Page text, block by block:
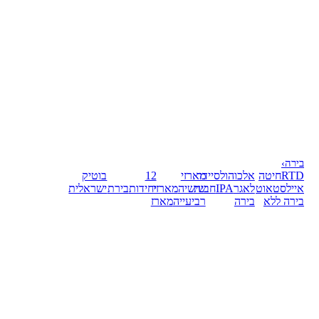
בירה›
RTDחיטה
איילסטאוט
בירה ללא
אלכוהולסיידר
לאגרIPAחבית
בירה
מארזי
שישיהמארזי
רביעייהמארז
12
יחידותבירת
בוטיק
ישראלית